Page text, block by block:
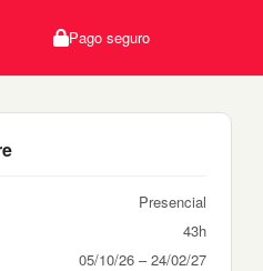
Pago seguro
Presencial
43h
05/10/26 – 24/02/27